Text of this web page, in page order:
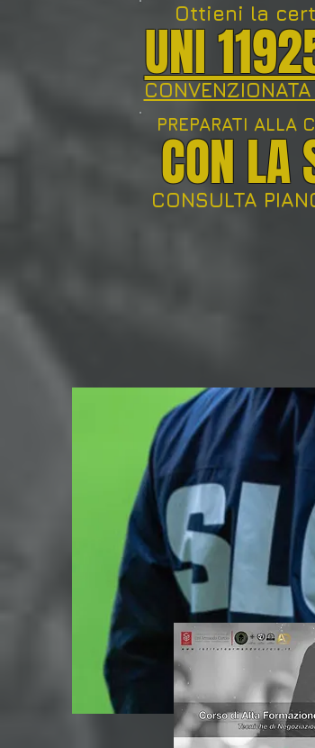
UNI
Ottieni la
CON LA
PREPARATI ALLA
CONSULTA